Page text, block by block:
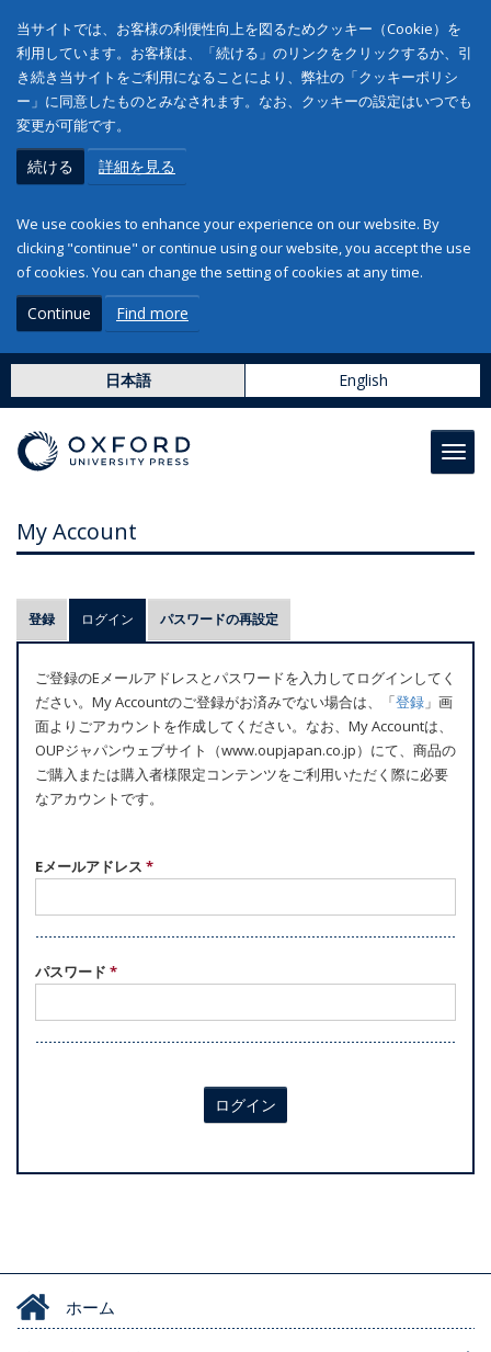
当サイトでは、お客様の利便性向上を図るためクッキー（Cookie）を
利用しています。お客様は、「続ける」のリンクをクリックするか、引
き続き当サイトをご利用になることにより、弊社の「クッキーポリシ
ー」に同意したものとみなされます。なお、クッキーの設定はいつでも
変更が可能です。
続ける 詳細を見る
We use cookies to enhance your experience on our website. By
clicking "continue" or continue using our website, you accept the use
of cookies. You can change the setting of cookies at any time.
Continue Find more
日本語 English
My Account
プ
ラ
マ
リ
ー
タ
ブ
登録 ログイン (アクティブなタブ)
パスワードの再設定
ご登録のEメールアドレスとパスワードを入力してログインしてく
ださい。My Accountのご登録がお済みでない場合は、「登録 」画
面よりごアカウントを作成してください。なお、My Accountは、
OUPジャパンウェブサイト（www.oupjapan.co.jp）にて、商品の
ご購入または購入者様限定コンテンツをご利用いただく際に必要
なアカウントです。
Eメールアドレス *
パスワード *
ログイン
ホーム